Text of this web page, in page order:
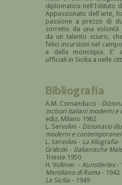
diplomatosi nell'Istituto
Appassionato dell'arte,
passione a prezzo di
sorretto da una volontà
da un talento sciuro,
felici incursioni nel
e della monotipia. E'
ufficiali in Sicilia a nelle
Bibliografia
A.M. Comanducci -
incisori italiani moderni e
ediz. Milano 1962
L. Servolini - Dizionario
moderni e contemporanei
L. Servolini - La Xilografia-
Grabski - Italianische
Trieste 1950
H. Vollmer - Kunstlerlex-
Meridiano di Roma - 1942
La Sicilia - 1949